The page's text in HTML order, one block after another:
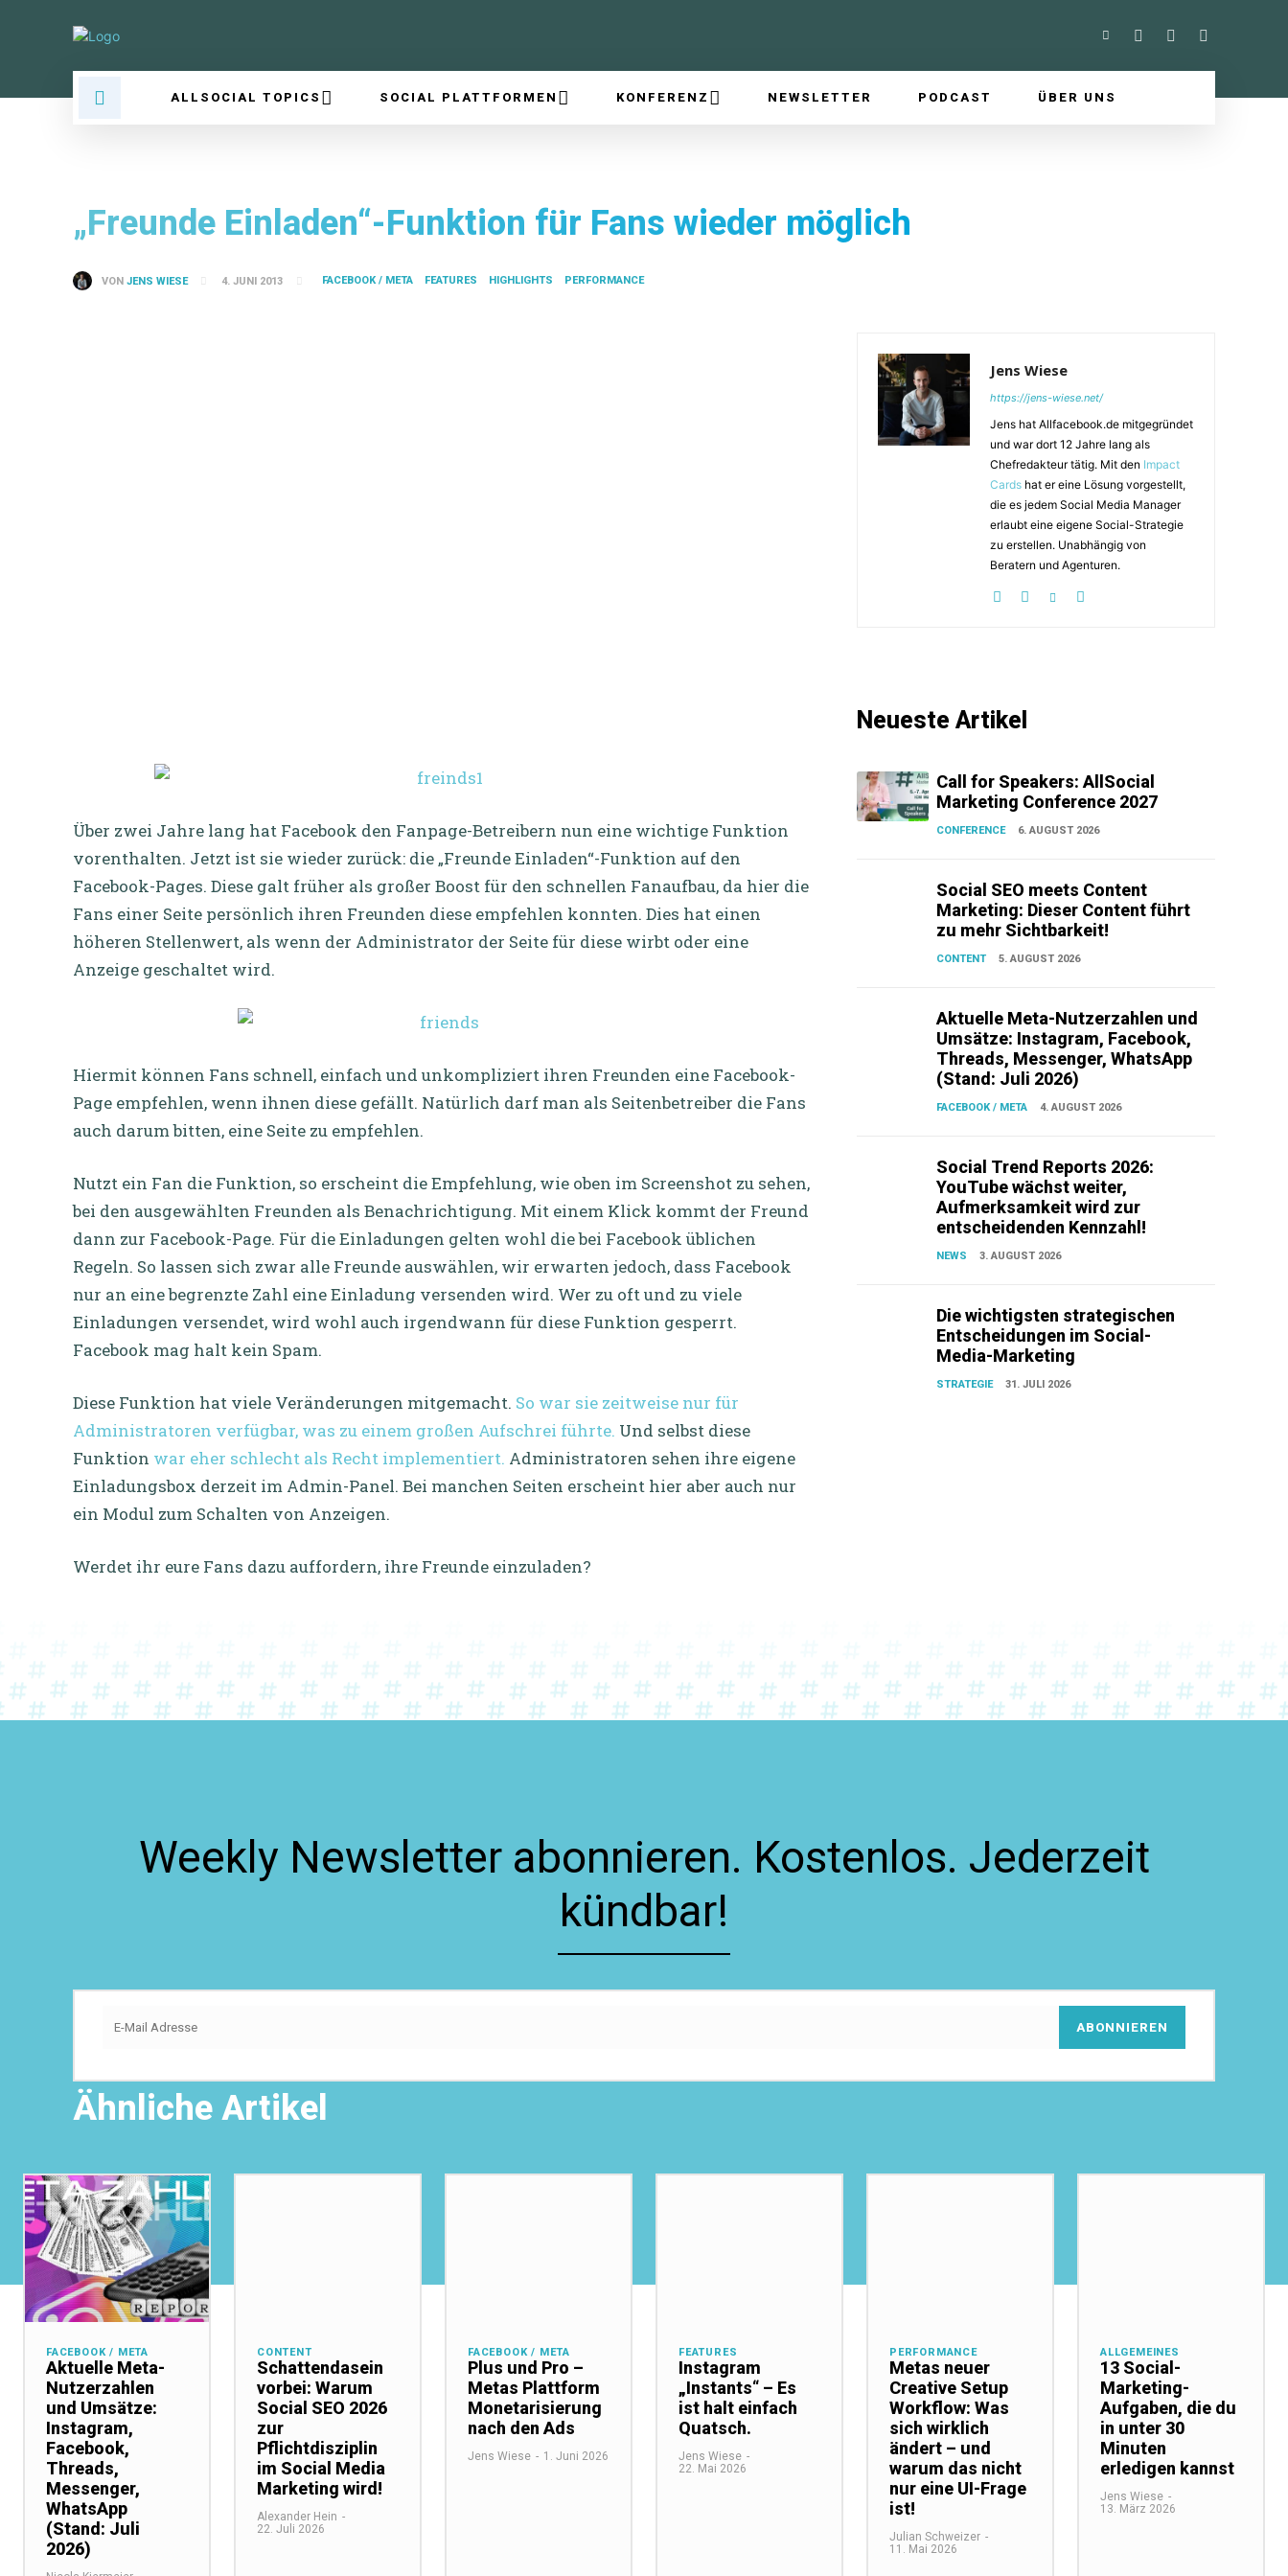
ALLSOCIAL TOPICS SOCIAL PLATTFORMEN KONFERENZ NEWSLETTER PODCAST ÜBER UNS
„Freunde Einladen“-Funktion für Fans wieder möglich
VON JENS WIESE 4. JUNI 2013 FACEBOOK / META FEATURES HIGHLIGHTS PERFORMANCE
Über zwei Jahre lang hat Facebook den Fanpage-Betreibern nun eine wichtige Funktion
vorenthalten. Jetzt ist sie wieder zurück: die „Freunde Einladen“-Funktion auf den
Facebook-Pages. Diese galt früher als großer Boost für den schnellen Fanaufbau, da hier die
Fans einer Seite persönlich ihren Freunden diese empfehlen konnten. Dies hat einen
höheren Stellenwert, als wenn der Administrator der Seite für diese wirbt oder eine
Anzeige geschaltet wird.
Hiermit können Fans schnell, einfach und unkompliziert ihren Freunden eine Facebook-
Page empfehlen, wenn ihnen diese gefällt. Natürlich darf man als Seitenbetreiber die Fans
auch darum bitten, eine Seite zu empfehlen.
Nutzt ein Fan die Funktion, so erscheint die Empfehlung, wie oben im Screenshot zu sehen,
bei den ausgewählten Freunden als Benachrichtigung. Mit einem Klick kommt der Freund
dann zur Facebook-Page. Für die Einladungen gelten wohl die bei Facebook üblichen
Regeln. So lassen sich zwar alle Freunde auswählen, wir erwarten jedoch, dass Facebook
nur an eine begrenzte Zahl eine Einladung versenden wird. Wer zu oft und zu viele
Einladungen versendet, wird wohl auch irgendwann für diese Funktion gesperrt.
Facebook mag halt kein Spam.
Diese Funktion hat viele Veränderungen mitgemacht. So war sie zeitweise nur für
Administratoren verfügbar, was zu einem großen Aufschrei führte. Und selbst diese
Funktion war eher schlecht als Recht implementiert. Administratoren sehen ihre eigene
Einladungsbox derzeit im Admin-Panel. Bei manchen Seiten erscheint hier aber auch nur
ein Modul zum Schalten von Anzeigen.
Werdet ihr eure Fans dazu auffordern, ihre Freunde einzuladen?
Jens Wiese
https://jens-wiese.net/
Jens hat Allfacebook.de mitgegründet
und war dort 12 Jahre lang als
Chefredakteur tätig. Mit den Impact
Cards hat er eine Lösung vorgestellt,
die es jedem Social Media Manager
erlaubt eine eigene Social-Strategie
zu erstellen. Unabhängig von
Beratern und Agenturen.
Neueste Artikel
Call for Speakers: AllSocial
Marketing Conference 2027
CONFERENCE 6. AUGUST 2026
Social SEO meets Content
Marketing: Dieser Content führt
zu mehr Sichtbarkeit!
CONTENT 5. AUGUST 2026
Aktuelle Meta-Nutzerzahlen und
Umsätze: Instagram, Facebook,
Threads, Messenger, WhatsApp
(Stand: Juli 2026)
FACEBOOK / META 4. AUGUST 2026
Social Trend Reports 2026:
YouTube wächst weiter,
Aufmerksamkeit wird zur
entscheidenden Kennzahl!
NEWS 3. AUGUST 2026
Die wichtigsten strategischen
Entscheidungen im Social-
Media-Marketing
STRATEGIE 31. JULI 2026
Weekly Newsletter abonnieren. Kostenlos. Jederzeit
kündbar!
ABONNIEREN
Ähnliche Artikel
FACEBOOK / META
Aktuelle Meta-
Nutzerzahlen
und Umsätze:
Instagram,
Facebook,
Threads,
Messenger,
WhatsApp
(Stand: Juli
2026)
CONTENT
Schattendasein
vorbei: Warum
Social SEO 2026
zur
Pflichtdisziplin
im Social Media
Marketing wird!
Alexander Hein -
22. Juli 2026
FACEBOOK / META
Plus und Pro –
Metas Plattform
Monetarisierung
nach den Ads
Jens Wiese - 1. Juni 2026
FEATURES
Instagram
„Instants“ – Es
ist halt einfach
Quatsch.
Jens Wiese -
22. Mai 2026
PERFORMANCE
Metas neuer
Creative Setup
Workflow: Was
sich wirklich
ändert – und
warum das nicht
nur eine UI-Frage
ist!
Julian Schweizer -
11. Mai 2026
ALLGEMEINES
13 Social-
Marketing-
Aufgaben, die du
in unter 30
Minuten
erledigen kannst
Jens Wiese -
13. März 2026